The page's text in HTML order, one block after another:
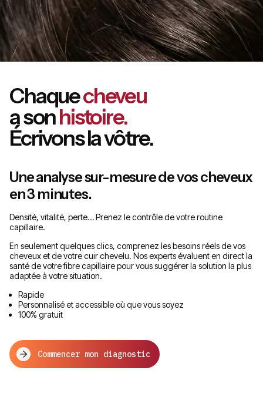
Chaquecheveu
a sonhistoire.
Écrivons la vôtre.
Une analyse sur-mesure de vos cheveux
en 3 minutes.
Densité, vitalité, perte… Prenez le contrôle de votre routine
capillaire.
En seulement quelques clics, comprenez les besoins réels de vos
cheveux et de votre cuir chevelu. Nos experts évaluent en direct la
santé de votre fibre capillaire pour vous suggérer la solution la plus
adaptée à votre situation.
Rapide
Personnalisé et accessible où que vous soyez
100% gratuit
Commencer mon diagnostic